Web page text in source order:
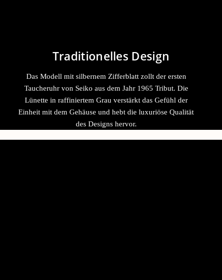
Traditionelles Design
Das Modell mit silbernem Zifferblatt zollt der ersten
Taucheruhr von Seiko aus dem Jahr 1965 Tribut. Die
Lünette in raffiniertem Grau verstärkt das Gefühl der
Einheit mit dem Gehäuse und hebt die luxuriöse Qualität
des Designs hervor.